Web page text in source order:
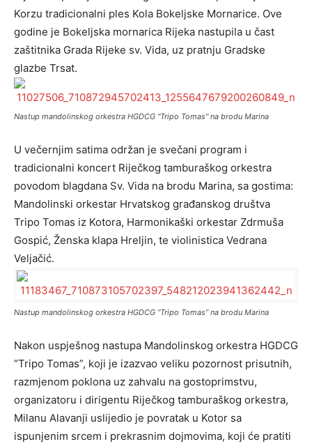
Korzu tradicionalni ples Kola Bokeljske Mornarice. Ove
godine je Bokeljska mornarica Rijeka nastupila u čast
zaštitnika Grada Rijeke sv. Vida, uz pratnju Gradske
glazbe Trsat.
Nastup mandolinskog orkestra HGDCG “Tripo Tomas” na brodu Marina
U večernjim satima održan je svečani program i
tradicionalni koncert Riječkog tamburaškog orkestra
povodom blagdana Sv. Vida na brodu Marina, sa gostima:
Mandolinski orkestar Hrvatskog građanskog društva
Tripo Tomas iz Kotora, Harmonikaški orkestar Zdrmuša
Gospić, Ženska klapa Hreljin, te violinistica Vedrana
Veljačić.
Nastup mandolinskog orkestra HGDCG “Tripo Tomas” na brodu Marina
Nakon uspješnog nastupa Mandolinskog orkestra HGDCG
“Tripo Tomas”, koji je izazvao veliku pozornost prisutnih,
razmjenom poklona uz zahvalu na gostoprimstvu,
organizatoru i dirigentu Riječkog tamburaškog orkestra,
Milanu Alavanji uslijedio je povratak u Kotor sa
ispunjenim srcem i prekrasnim dojmovima, koji će pratiti